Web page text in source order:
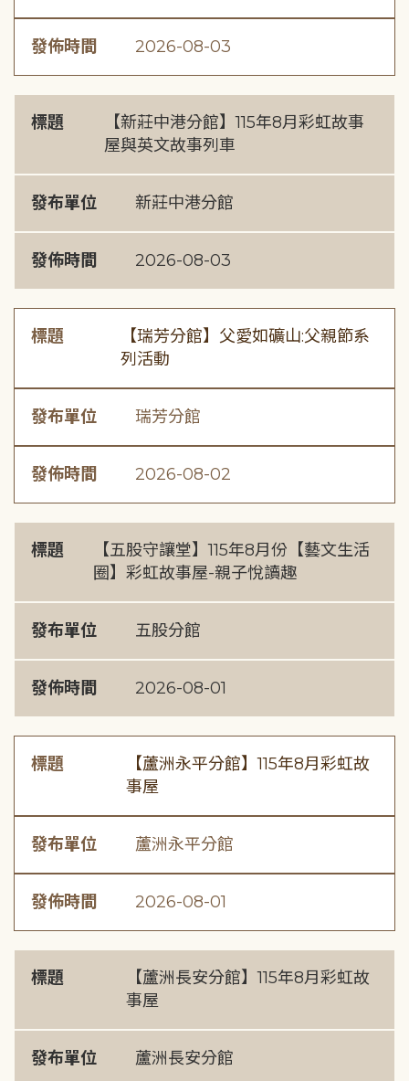
發佈時間 2026-08-03
標題
【新莊中港分館】115年8月彩虹故事
屋與英文故事列車
發布單位 新莊中港分館
發佈時間 2026-08-03
標題
【瑞芳分館】父愛如礦山:父親節系
列活動
發布單位 瑞芳分館
發佈時間 2026-08-02
標題
【五股守讓堂】115年8月份【藝文生活
圈】彩虹故事屋-親子悅讀趣
發布單位 五股分館
發佈時間 2026-08-01
標題
【蘆洲永平分館】115年8月彩虹故
事屋
發布單位 蘆洲永平分館
發佈時間 2026-08-01
標題
【蘆洲長安分館】115年8月彩虹故
事屋
發布單位 蘆洲長安分館